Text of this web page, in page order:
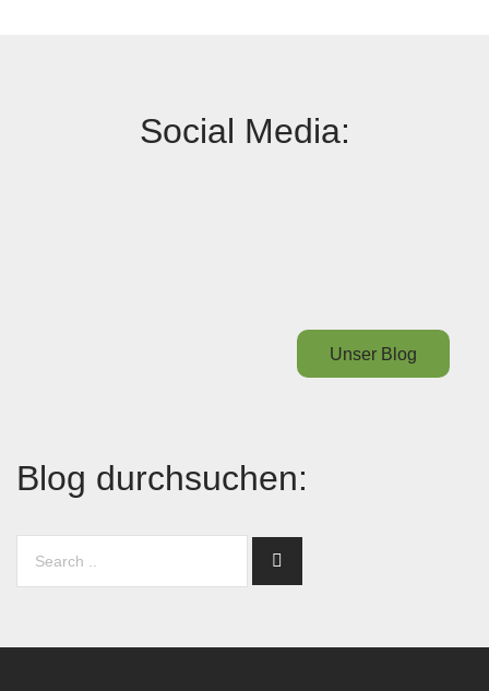
Social Media:
Unser Blog
Blog durchsuchen: